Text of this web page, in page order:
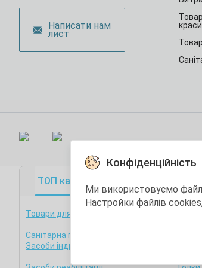
Написати нам
лист
краси
Конфіденційність
Ми використовуємо
Настройки файлів
ТОП категорії
Товари для медзакладів
Санітарна гігієна
Засоби індивідуального захисту